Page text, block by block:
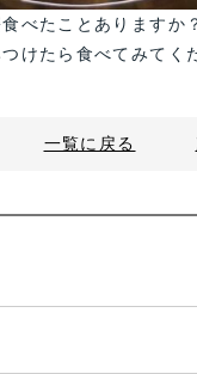
べたことありますか
けたら食べてみてく
一覧に戻る